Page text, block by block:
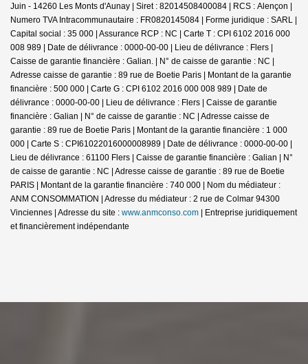
Juin - 14260 Les Monts d'Aunay | Siret : 82014508400084 | RCS : Alençon |
Numero TVA Intracommunautaire : FR0820145084 | Forme juridique : SARL |
Capital social : 35 000 | Assurance RCP : NC | Carte T : CPI 6102 2016 000
008 989 | Date de délivrance : 0000-00-00 | Lieu de délivrance : Flers |
Caisse de garantie financière : Galian. | N° de caisse de garantie : NC |
Adresse caisse de garantie : 89 rue de Boetie Paris | Montant de la garantie
financière : 500 000 | Carte G : CPI 6102 2016 000 008 989 | Date de
délivrance : 0000-00-00 | Lieu de délivrance : Flers | Caisse de garantie
financière : Galian | N° de caisse de garantie : NC | Adresse caisse de
garantie : 89 rue de Boetie Paris | Montant de la garantie financière : 1 000
000 | Carte S : CPI61022016000008989 | Date de délivrance : 0000-00-00 |
Lieu de délivrance : 61100 Flers | Caisse de garantie financière : Galian | N°
de caisse de garantie : NC | Adresse caisse de garantie : 89 rue de Boetie
PARIS | Montant de la garantie financière : 740 000 | Nom du médiateur :
ANM CONSOMMATION | Adresse du médiateur : 2 rue de Colmar 94300
Vinciennes | Adresse du site : www.anmconso.com | Entreprise juridiquement
et financièrement indépendante